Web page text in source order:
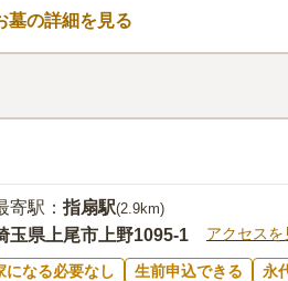
店からの購入に限ります。ア
槻インター」から近く、専用の
車でのお参りが便利。 豊かな緑に囲まれた中にある霊園です。
たりの環境です。 園内は駐車
計となっています。足元に不
ることができます。 休憩所は
ぬくもりを感じながらお参りの
60代男性
霊園に併設されている食事所
タリングを頼むしかないので、法事の
墓の詳細を見る
寄駅： 指扇駅(2.9km)
玉県上尾市上野1095-1 アクセスを
になる必要なし 生前申込できる
永